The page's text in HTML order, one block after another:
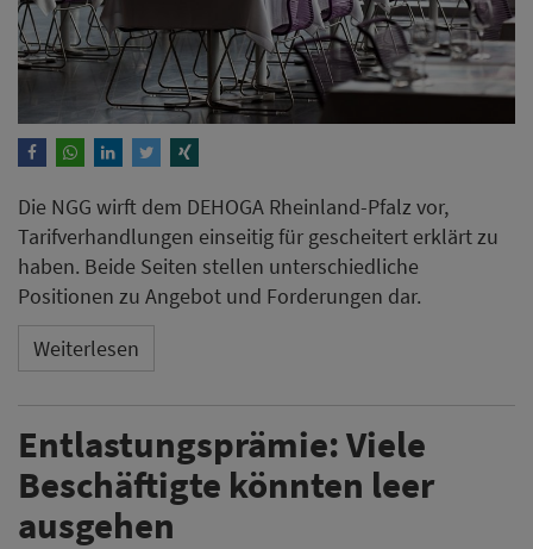
Die NGG wirft dem DEHOGA Rheinland-Pfalz vor,
Tarifverhandlungen einseitig für gescheitert erklärt zu
haben. Beide Seiten stellen unterschiedliche
Positionen zu Angebot und Forderungen dar.
Weiterlesen
Entlastungsprämie: Viele
Beschäftigte könnten leer
ausgehen